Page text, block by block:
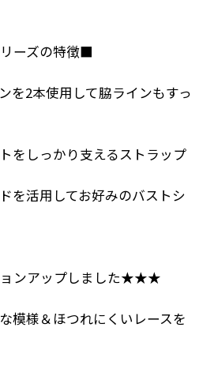
ーズの特徴■
を2本使用して脇ラインもすっ
をしっかり支えるストラップ
を活用してお好みのバストシ
ンアップしました★★★
模様＆ほつれにくいレースを